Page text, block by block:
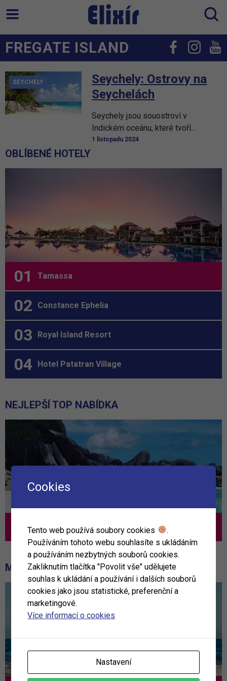
FREGATE ISLAND
1 listopadu 2024
SEYCHELY
Seychely: Ostrovy na
Seychelách
Seychely jsou souostroví v
Indickém oceánu, které tvoří...
OBLÍBENÉ HOTELY
Tamassa
Constance Ephelia
Royal Island Resort
Hotel Patatran Village
NEJLEPŠÍ TOP NABÍDKA
Nejlepší TOP nabídka
MOHLO BY VÁS ZAJÍMAT
Cookies
Tento web používá soubory cookies
.
Používáním tohoto webu souhlasíte s ukládáním
a používáním nezbytných souborů cookies.
Zakliknutím tlačítka "Povolit vše" udělujete
souhlas k ukládání a používání i dalších souborů
cookies jako jsou statistické, preferenční a
marketingové.
Více informací o cookies
Nastavení